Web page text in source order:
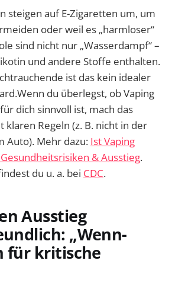
steigen auf E-Zigaretten um, um
oder weil es „harmloser“
sind nicht nur „Wasserdampf“ –
und andere Stoffe enthalten.
ist das kein idealer
du überlegst, ob Vaping
dich sinnvoll ist, mach das
Regeln (z. B. nicht in der
Auto). Mehr dazu: Ist Vaping
& Ausstieg.
du u. a. bei CDC.
Ausstieg
„Wenn-
für kritische